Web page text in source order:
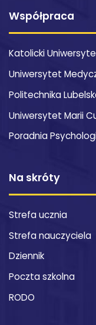
Współpraca
Katolicki
Uniwersytet
Politechnika
Uniwersytet Marii
Poradnia
Na skróty
Strefa ucznia
Strefa nauczyciela
Dziennik
Poczta szkolna
RODO